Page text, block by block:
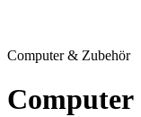
Computer & Zubehör